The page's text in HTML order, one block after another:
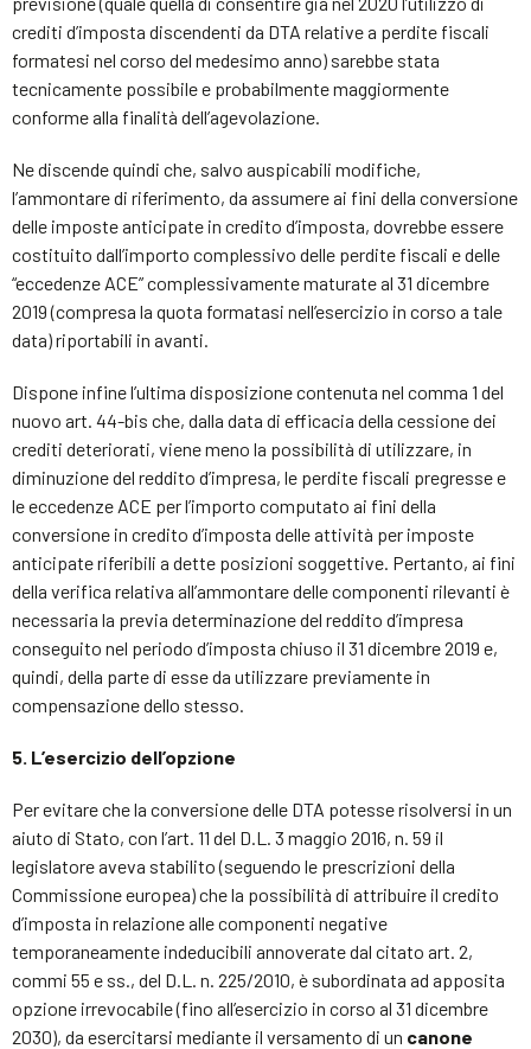
crediti d’imposta discendenti da DTA relative a perdite fiscali
formatesi nel corso del medesimo anno) sarebbe stata
tecnicamente possibile e probabilmente maggiormente
conforme alla finalità dell’agevolazione.
Ne discende quindi che, salvo auspicabili modifiche,
l’ammontare di riferimento, da assumere ai fini della conversione
delle imposte anticipate in credito d’imposta, dovrebbe essere
costituito dall’importo complessivo delle perdite fiscali e delle
“eccedenze ACE” complessivamente maturate al 31 dicembre
2019 (compresa la quota formatasi nell’esercizio in corso a tale
data) riportabili in avanti.
Dispone infine l’ultima disposizione contenuta nel comma 1 del
nuovo art. 44-bis che, dalla data di efficacia della cessione dei
crediti deteriorati, viene meno la possibilità di utilizzare, in
diminuzione del reddito d’impresa, le perdite fiscali pregresse e
le eccedenze ACE per l’importo computato ai fini della
conversione in credito d’imposta delle attività per imposte
anticipate riferibili a dette posizioni soggettive. Pertanto, ai fini
della verifica relativa all’ammontare delle componenti rilevanti è
necessaria la previa determinazione del reddito d’impresa
conseguito nel periodo d’imposta chiuso il 31 dicembre 2019 e,
quindi, della parte di esse da utilizzare previamente in
compensazione dello stesso.
5. L’esercizio dell’opzione
Per evitare che la conversione delle DTA potesse risolversi in un
aiuto di Stato, con l’art. 11 del D.L. 3 maggio 2016, n. 59 il
legislatore aveva stabilito (seguendo le prescrizioni della
Commissione europea) che la possibilità di attribuire il credito
d’imposta in relazione alle componenti negative
temporaneamente indeducibili annoverate dal citato art. 2,
commi 55 e ss., del D.L. n. 225/2010, è subordinata ad apposita
opzione irrevocabile (fino all’esercizio in corso al 31 dicembre
2030), da esercitarsi mediante il versamento di un canone